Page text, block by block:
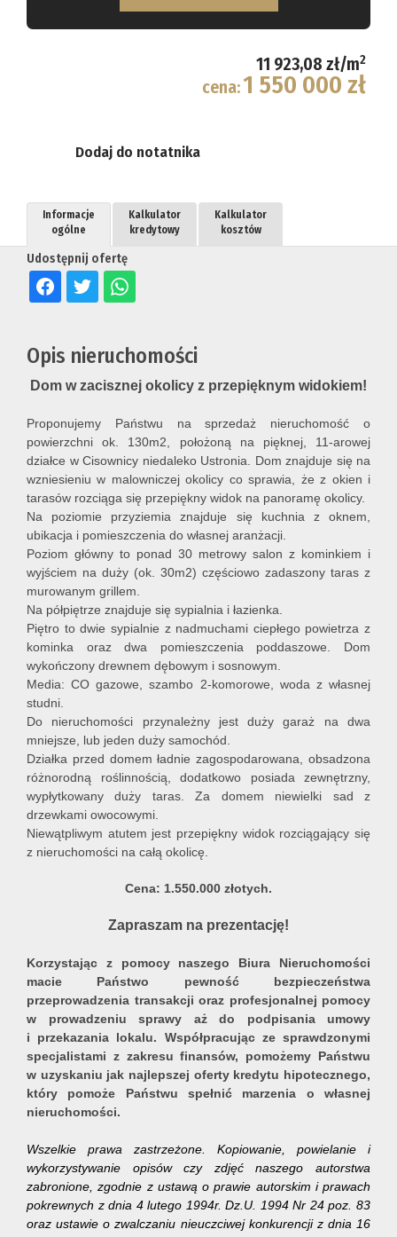
11 923,08 zł/m2
cena:1 550 000 zł
Dodaj do notatnika
Udostępnij ofertę
Informacje
ogólne
Kalkulator
kredytowy
Kalkulator
kosztów
Opis nieruchomości
Dom w zacisznej okolicy z przepięknym widokiem!
Proponujemy Państwu na sprzedaż nieruchomość o
powierzchni ok. 130m2, położoną na pięknej, 11-arowej
działce w Cisownicy niedaleko Ustronia. Dom znajduje się na
wzniesieniu w malowniczej okolicy co sprawia, że z okien i
tarasów rozciąga się przepiękny widok na panoramę okolicy.
Na poziomie przyziemia znajduje się kuchnia z oknem,
ubikacja i pomieszczenia do własnej aranżacji.
Poziom główny to ponad 30 metrowy salon z kominkiem i
wyjściem na duży (ok. 30m2) częściowo zadaszony taras z
murowanym grillem.
Na półpiętrze znajduje się sypialnia i łazienka.
Piętro to dwie sypialnie z nadmuchami ciepłego powietrza z
kominka oraz dwa pomieszczenia poddaszowe. Dom
wykończony drewnem dębowym i sosnowym.
Media: CO gazowe, szambo 2-komorowe, woda z własnej
studni.
Do nieruchomości przynależny jest duży garaż na dwa
mniejsze, lub jeden duży samochód.
Działka przed domem ładnie zagospodarowana, obsadzona
różnorodną roślinnością, dodatkowo posiada zewnętrzny,
wypłytkowany duży taras. Za domem niewielki sad z
drzewkami owocowymi.
Niewątpliwym atutem jest przepiękny widok rozciągający się
z nieruchomości na całą okolicę.
Cena: 1.550.000 złotych.
Zapraszam na prezentację!
Korzystając z pomocy naszego Biura Nieruchomości
macie Państwo pewność bezpieczeństwa
przeprowadzenia transakcji oraz profesjonalnej pomocy
w prowadzeniu sprawy aż do podpisania umowy
i przekazania lokalu. Współpracując ze sprawdzonymi
specjalistami z zakresu finansów, pomożemy Państwu
w uzyskaniu jak najlepszej oferty kredytu hipotecznego,
który pomoże Państwu spełnić marzenia o własnej
nieruchomości.
Wszelkie prawa zastrzeżone. Kopiowanie, powielanie i
wykorzystywanie opisów czy zdjęć naszego autorstwa
zabronione, zgodnie z ustawą o prawie autorskim i prawach
pokrewnych z dnia 4 lutego 1994r. Dz.U. 1994 Nr 24 poz. 83
oraz ustawie o zwalczaniu nieuczciwej konkurencji z dnia 16